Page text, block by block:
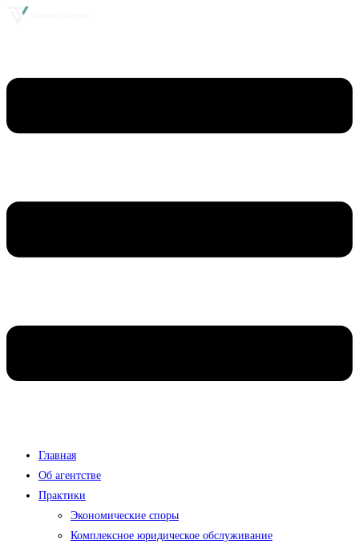
Главная
Об агентстве
Практики
Экономические споры
Комплексное юридическое обслуживание